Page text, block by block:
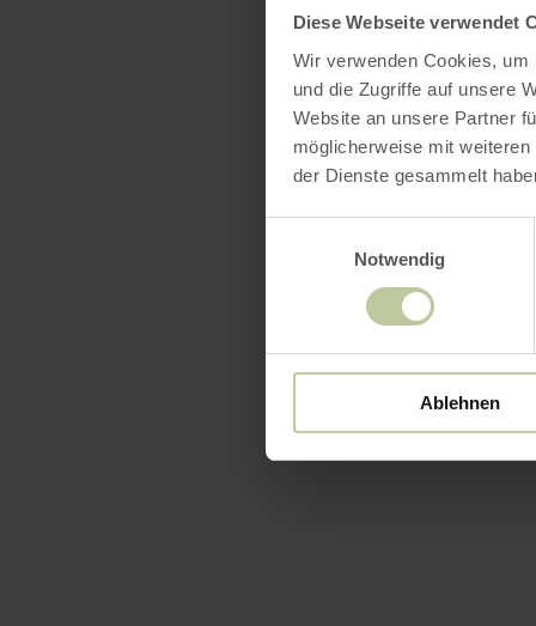
Diese Webseite verwendet
Wir verwenden Cookies,
und die Zugriffe auf unsere
Website an unsere Partner
möglicherweise mit
der Dienste gesammelt
Notwendig
Ablehnen